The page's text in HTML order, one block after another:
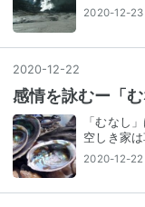
2020-12-
2020-12-22
感情を詠むー「
「むなし
空しき家
2020-12-